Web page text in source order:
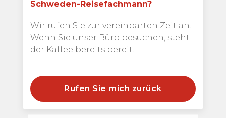
Schweden-Reisefachmann?
Wir rufen Sie zur vereinbarten Zeit an.
Wenn Sie unser Büro besuchen, steht
der Kaffee bereits bereit!
Rufen Sie mich zurück